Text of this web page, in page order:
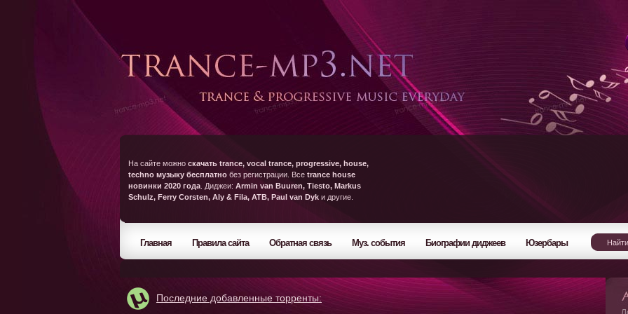
На сайте можно скачать trance, vocal trance, progressive, house,
techno музыку бесплатно без регистрации. Все trance house
новинки 2020 года . Диджеи: Armin van Buuren, Tiesto, Markus
Schulz, Ferry Corsten, Aly & Fila, ATB, Paul van Dyk и другие.
Главная Правила сайта Обратная связь Муз. события Биографии диджеев Юзербары
Последние добавленные торренты: